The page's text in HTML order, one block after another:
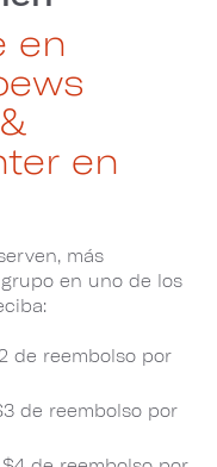
en
en
más
en uno de los
de reembolso por
de reembolso por